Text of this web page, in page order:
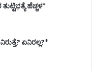
ಹೆಚ್ಚಳ*
ಏನಿರಲ್ಲ?*